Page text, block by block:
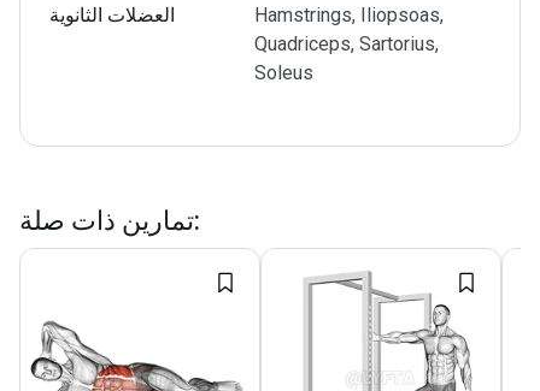
العضلات الثانوية
Hamstrings, Iliopsoas,
Quadriceps, Sartorius,
Soleus
تمارين ذات صلة: